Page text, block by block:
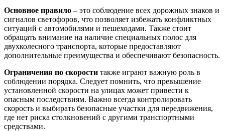
Основное правило – это соблюдение всех дорожных знаков и
сигналов светофоров, что позволяет избежать конфликтных
ситуаций с автомобилями и пешеходами. Также стоит
обращать внимание на наличие специальных полос для
двухколесного транспорта, которые предоставляют
дополнительные преимущества и обеспечивают безопасность.
Ограничения по скорости также играют важную роль в
соблюдении порядка. Следует помнить, что превышение
установленной скорости на улицах может привести к
опасным последствиям. Важно всегда контролировать
скорость и выбирать безопасные участки для передвижения,
где нет риска столкновений с другими транспортными
средствами.